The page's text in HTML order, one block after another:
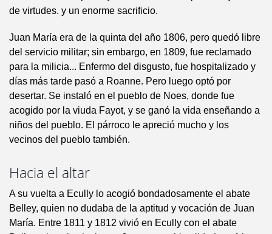
de virtudes. y un enorme sacrificio.
Juan María era de la quinta del año 1806, pero quedó libre
del servicio militar; sin embargo, en 1809, fue reclamado
para la milicia... Enfermo del disgusto, fue hospitalizado y
días más tarde pasó a Roanne. Pero luego optó por
desertar. Se instaló en el pueblo de Noes, donde fue
acogido por la viuda Fayot, y se ganó la vida enseñando a
niños del pueblo. El párroco le apreció mucho y los
vecinos del pueblo también.
Hacia el altar
A su vuelta a Ecully lo acogió bondadosamente el abate
Belley, quien no dudaba de la aptitud y vocación de Juan
María. Entre 1811 y 1812 vivió en Ecully con el abate